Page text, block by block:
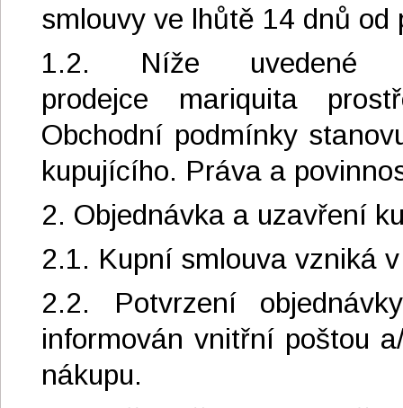
smlouvy ve lhůtě 14 dnů od
1.2. Níže uvedené
prodejce mariquita
Obchodní podmínky
kupujícího. Práva a
2. Objednávka a uzavření
2.1. Kupní smlouva vzniká
2.2. Potvrzení
informován vnitřní poštou
nákupu.